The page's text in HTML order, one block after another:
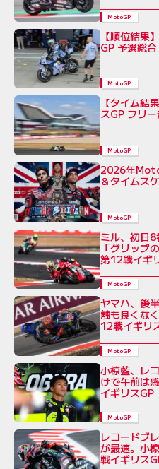
MotoGP
【順位結
GP 予選総合
MotoGP
【タイム
スGP フリ
MotoGP
2026年
＆タイムス
MotoGP
ミル、初日
「グリップ
第12戦イギ
MotoGP
ヤマハ、後
触も良くな
12戦イギリ
MotoGP
小椋藍、レ
けで午前は
イギリスGP
MotoGP
レコードブ
が最速。小
戦イギリス